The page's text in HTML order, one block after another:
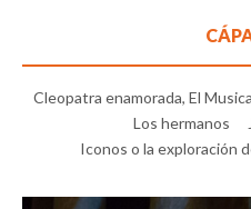
Cleopatra enamorada, El
Los hermanos
Iconos o la exploración